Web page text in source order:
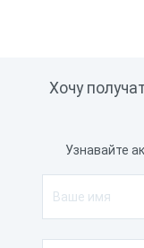
Хочу
Узнавайте